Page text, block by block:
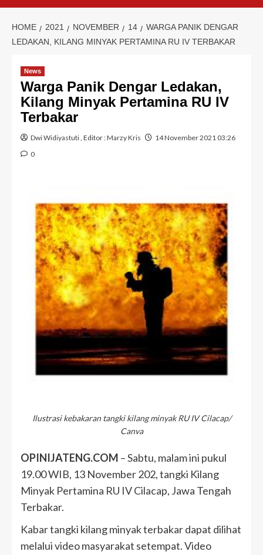
HOME 2021 NOVEMBER 14
WARGA PANIK DENGAR
LEDAKAN, KILANG MINYAK PERTAMINA RU IV TERBAKAR
News
Warga Panik Dengar Ledakan,
Kilang Minyak Pertamina RU IV
Terbakar
Dwi Widiyastuti, Editor :Marzy Kris
14 November 2021 03:26
0
Ilustrasi kebakaran tangki kilang minyak RU IV Cilacap/
Canva
OPINIJATENG.COM – Sabtu, malam ini pukul
19.00 WIB, 13 November 202, tangki Kilang
Minyak Pertamina RU IV Cilacap, Jawa Tengah
Terbakar.
Kabar tangki kilang minyak terbakar dapat dilihat
melalui video masyarakat setempat. Video